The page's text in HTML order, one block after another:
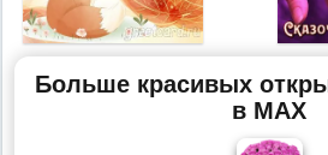
Больше красивых
в MAX